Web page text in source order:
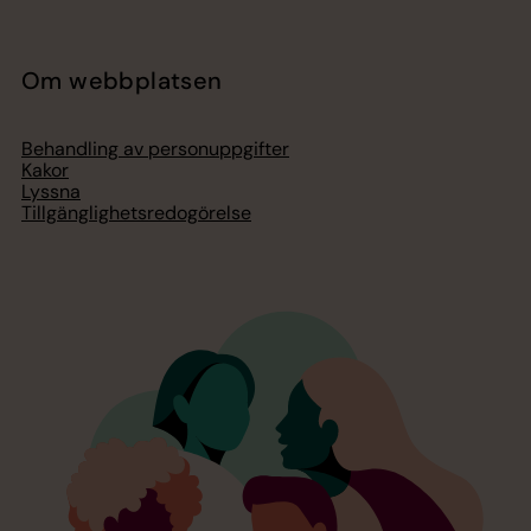
Om webbplatsen
Behandling av personuppgifter
Kakor
Lyssna
Tillgänglighetsredogörelse